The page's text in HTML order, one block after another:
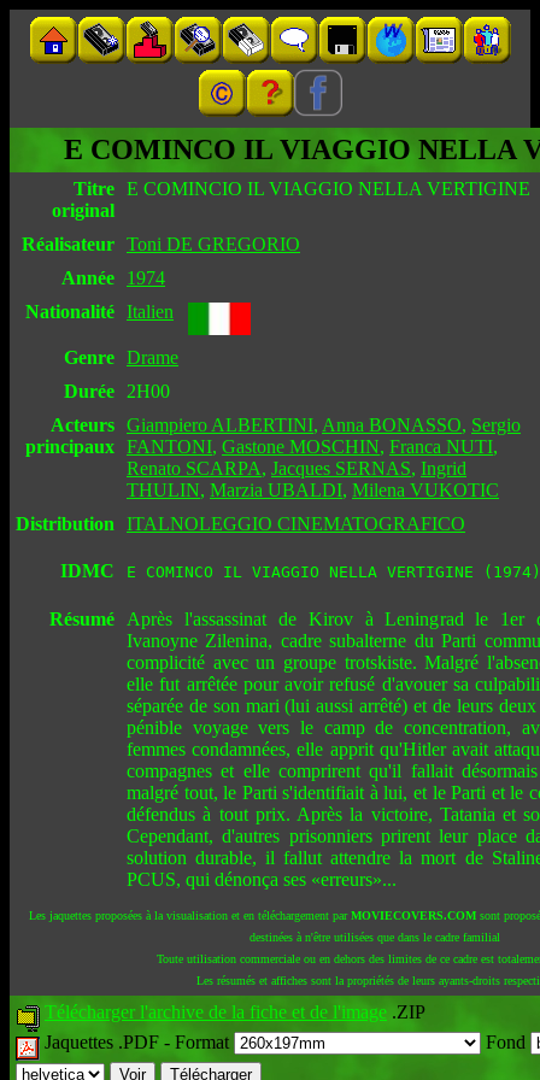
E COMINCO IL VIAGGIO NELLA
Titre
original
E COMINCIO IL VIAGGIO NELLA VERTIGINE
Réalisateur Toni DE GREGORIO
Année
1974
Nationalité Italien
Genre Drame
Durée
2H00
Acteurs
principaux
Giampiero ALBERTINI, Anna BONASSO, Sergio
FANTONI, Gastone MOSCHIN, Franca NUTI,
Renato SCARPA, Jacques SERNAS, Ingrid
THULIN, Marzia UBALDI, Milena VUKOTIC
Distribution
ITALNOLEGGIO CINEMATOGRAFICO
IDMC E COMINCO IL VIAGGIO NELLA VERTIGINE (1974)
Résumé
Après l'assassinat de Kirov à Leningrad le 1er
Ivanoyne Zilenina, cadre subalterne du Parti
complicité avec un groupe trotskiste. Malgré
elle fut arrêtée pour avoir refusé d'avouer sa
séparée de son mari (lui aussi arrêté) et de leurs
pénible voyage vers le camp de concentration,
femmes condamnées, elle apprit qu'Hitler avait
compagnes et elle comprirent qu'il fallait
malgré tout, le Parti s'identifiait à lui, et le Parti et le
défendus à tout prix. Après la victoire, Tatania et
Cependant, d'autres prisonniers prirent leur place
solution durable, il fallut attendre la mort de
PCUS, qui dénonça ses «erreurs»...
Les jaquettes proposées à la visualisation et en téléchargement parMOVIECOVERS.COMsont
destinées à n'être utilisées que dans le cadre familial
Toute utilisation commerciale ou en dehors des limites de ce cadre est
Les résumés et affiches sont la propriétés de leurs ayants-droits
Télécharger l'archive de la fiche et de l'image .ZIP
Jaquettes .PDF - Format Fond